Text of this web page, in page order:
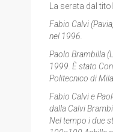
La serata dal
Fabio Calvi
nel 1996.
Paolo Brambilla
1999. È stato
Politecnico di
Fabio Calvi e
dalla Calvi
Nel tempo i due